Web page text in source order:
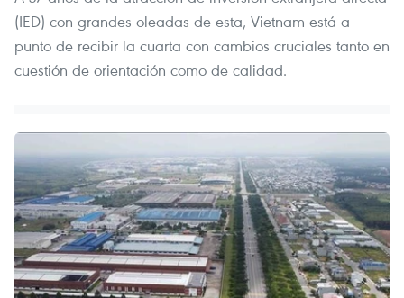
(IED) con grandes oleadas de esta, Vietnam está a
punto de recibir la cuarta con cambios cruciales tanto en
cuestión de orientación como de calidad.